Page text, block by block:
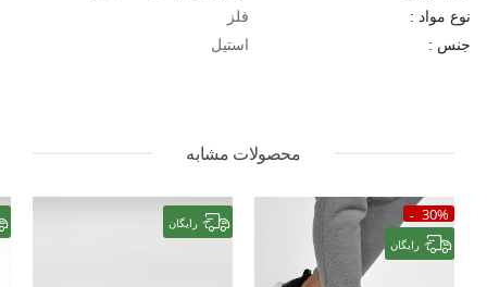
نوع مواد : فلز
جنس : استیل
محصولات مشابه
30%
رایگان
رایگان